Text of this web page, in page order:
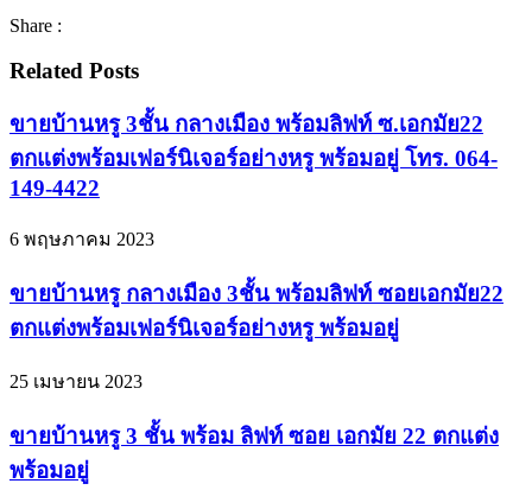
Share :
Related Posts
ขายบ้านหรู 3ชั้น กลางเมือง พร้อมลิฟท์ ซ.เอกมัย22
ตกแต่งพร้อมเฟอร์นิเจอร์อย่างหรู พร้อมอยู่ โทร. 064-
149-4422
6 พฤษภาคม 2023
ขายบ้านหรู กลางเมือง 3ชั้น พร้อมลิฟท์ ซอยเอกมัย22
ตกแต่งพร้อมเฟอร์นิเจอร์อย่างหรู พร้อมอยู่
25 เมษายน 2023
ขายบ้านหรู 3 ชั้น พร้อม ลิฟท์ ซอย เอกมัย 22 ตกแต่ง
พร้อมอยู่